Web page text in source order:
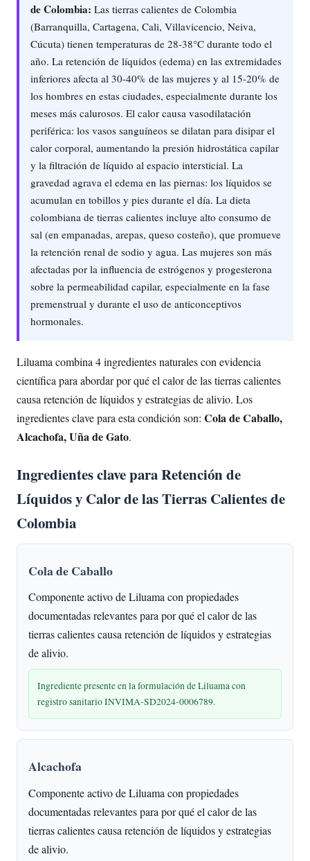
de Colombia: Las tierras calientes de Colombia
(Barranquilla, Cartagena, Cali, Villavicencio, Neiva,
Cúcuta) tienen temperaturas de 28-38°C durante todo el
año. La retención de líquidos (edema) en las extremidades
inferiores afecta al 30-40% de las mujeres y al 15-20% de
los hombres en estas ciudades, especialmente durante los
meses más calurosos. El calor causa vasodilatación
periférica: los vasos sanguíneos se dilatan para disipar el
calor corporal, aumentando la presión hidrostática capilar
y la filtración de líquido al espacio intersticial. La
gravedad agrava el edema en las piernas: los líquidos se
acumulan en tobillos y pies durante el día. La dieta
colombiana de tierras calientes incluye alto consumo de
sal (en empanadas, arepas, queso costeño), que promueve
la retención renal de sodio y agua. Las mujeres son más
afectadas por la influencia de estrógenos y progesterona
sobre la permeabilidad capilar, especialmente en la fase
premenstrual y durante el uso de anticonceptivos
hormonales.
Liluama combina 4 ingredientes naturales con evidencia
científica para abordar por qué el calor de las tierras calientes
causa retención de líquidos y estrategias de alivio. Los
ingredientes clave para esta condición son: Cola de Caballo,
Alcachofa, Uña de Gato.
Ingredientes clave para Retención de
Líquidos y Calor de las Tierras Calientes de
Colombia
Cola de Caballo
Componente activo de Liluama con propiedades
documentadas relevantes para por qué el calor de las
tierras calientes causa retención de líquidos y estrategias
de alivio.
Ingrediente presente en la formulación de Liluama con
registro sanitario INVIMA-SD2024-0006789.
Alcachofa
Componente activo de Liluama con propiedades
documentadas relevantes para por qué el calor de las
tierras calientes causa retención de líquidos y estrategias
de alivio.